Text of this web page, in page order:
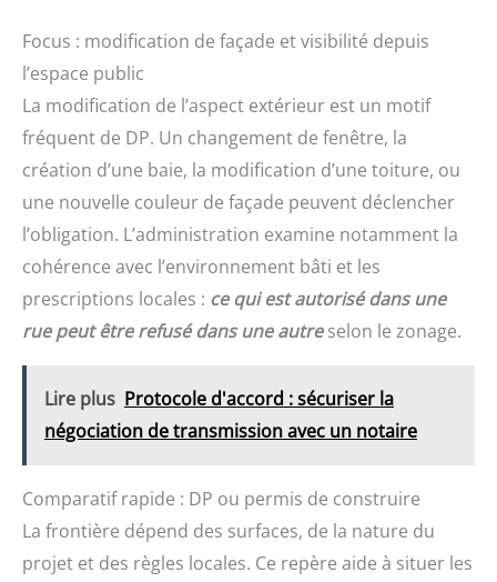
Focus : modification de façade et visibilité depuis
l’espace public
La modification de l’aspect extérieur est un motif
fréquent de DP. Un changement de fenêtre, la
création d’une baie, la modification d’une toiture, ou
une nouvelle couleur de façade peuvent déclencher
l’obligation. L’administration examine notamment la
cohérence avec l’environnement bâti et les
prescriptions locales : ce qui est autorisé dans une
rue peut être refusé dans une autreselon le zonage.
Lire plus Protocole d'accord : sécuriser la
négociation de transmission avec un notaire
Comparatif rapide : DP ou permis de construire
La frontière dépend des surfaces, de la nature du
projet et des règles locales. Ce repère aide à situer les